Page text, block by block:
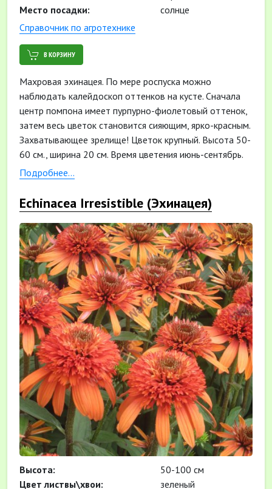
Место посадки:
солнце
Cправочник по агротехнике
В КОРЗИНУ
Махровая эхинацея. По мере роспуска можно
наблюдать калейдоскоп оттенков на кусте. Сначала
центр помпона имеет пурпурно-фиолетовый оттенок,
затем весь цветок становится сияющим, ярко-красным.
Захватывающее зрелище! Цветок крупный. Высота 50-
60 см., ширина 20 см. Время цветения июнь-сентябрь.
Сорт пригоден для срезки.
Подробнее...
Echinacea Irresistible (Эхинацея)
Высота:
50-100 см
Цвет листвы\хвои:
зеленый